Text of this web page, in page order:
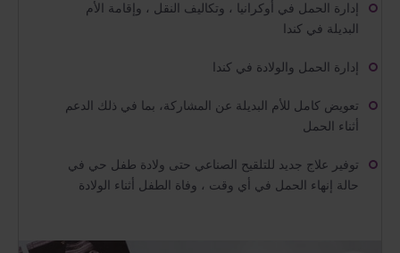
إدارة الحمل في أوكرانيا ، وتكاليف النقل ، وإقامة الأم
البديلة في كندا
إدارة الحمل والولادة في كندا
تعويض كامل للأم البديلة عن المشاركة، بما في ذلك الدعم
أثناء الحمل
توفير علاج جديد للتلقيح الصناعي حتى ولادة طفل حي في
حالة إنهاء الحمل في أي وقت ، وفاة الطفل أثناء الولادة